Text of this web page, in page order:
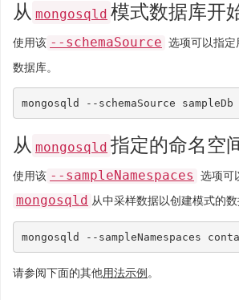
从 mongosqld 模式数据库开
使用该 --schemaSource 选项可以指定
数据库。
从 mongosqld 指定的命名空
使用该 --sampleNamespaces 选项可
mongosqld 从中采样数据以创建模式的数
请参阅下面的其他用法示例 。